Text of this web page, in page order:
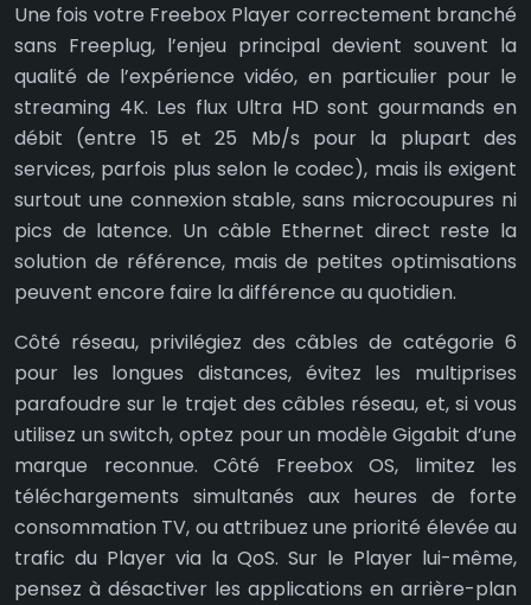
Une fois votre Freebox Player correctement branché
sans Freeplug, l’enjeu principal devient souvent la
qualité de l’expérience vidéo, en particulier pour le
streaming 4K. Les flux Ultra HD sont gourmands en
débit (entre 15 et 25 Mb/s pour la plupart des
services, parfois plus selon le codec), mais ils exigent
surtout une connexion stable, sans microcoupures ni
pics de latence. Un câble Ethernet direct reste la
solution de référence, mais de petites optimisations
peuvent encore faire la différence au quotidien.
Côté réseau, privilégiez des câbles de catégorie 6
pour les longues distances, évitez les multiprises
parafoudre sur le trajet des câbles réseau, et, si vous
utilisez un switch, optez pour un modèle Gigabit d’une
marque reconnue. Côté Freebox OS, limitez les
téléchargements simultanés aux heures de forte
consommation TV, ou attribuez une priorité élevée au
trafic du Player via la QoS. Sur le Player lui-même,
pensez à désactiver les applications en arrière-plan